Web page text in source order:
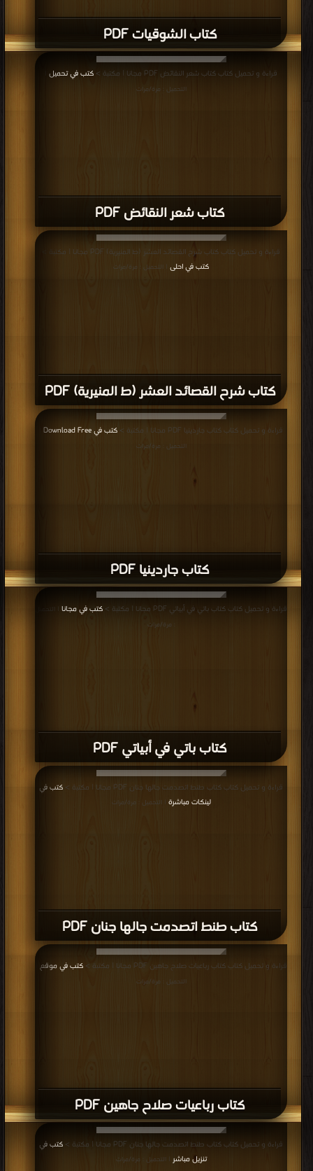
كتاب الشوقيات PDF
كتاب شعر النقائض PDF
قراءة و تحميل كتاب كتاب شعر النقائض PDF مجانا | مكتبة > كتب في تحميل
التحميل : مرة/مرات
كتاب شرح القصائد العشر (ط المنيرية) PDF
قراءة و تحميل كتاب كتاب شرح القصائد العشر (ط المنيرية) PDF مجانا | مكتبة >
كتب في احلى
| التحميل : مرة/مرات
كتاب جاردينيا PDF
قراءة و تحميل كتاب كتاب جاردينيا PDF مجانا | مكتبة > كتب في Download Free
التحميل : مرة/مرات
كتاب باتي في أبياتي PDF
قراءة و تحميل كتاب كتاب باتي في أبياتي PDF مجانا | مكتبة > كتب في مجانا
: مرة/مرات
كتاب طنط اتصدمت جالها جنان PDF
قراءة و تحميل كتاب كتاب طنط اتصدمت جالها جنان PDF مجانا | مكتبة >
كتب في
لينكات مباشرة
| التحميل : مرة/مرات
كتاب رباعيات صلاح جاهين PDF
قراءة و تحميل كتاب كتاب رباعيات صلاح جاهين PDF مجانا | مكتبة > كتب في موقع
التحميل : مرة/مرات
قراءة و تحميل كتاب كتاب طنط اتصدمت جالها جنان PDF مجانا | مكتبة >
كتب في
تنزيل مباشر | التحميل : مرة/مرات